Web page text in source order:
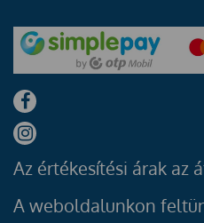
Az értékesítési árak az
A weboldalunkon